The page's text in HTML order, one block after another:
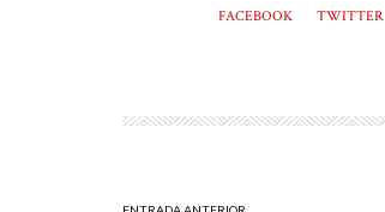
FACEBOOK TWITTER